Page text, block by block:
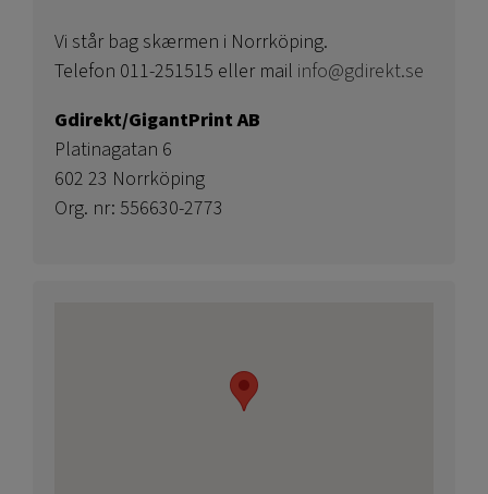
Vi står bag skærmen i Norrköping.
Telefon 011-251515 eller mail info@gdirekt.se
Gdirekt/GigantPrint AB
Platinagatan 6
602 23 Norrköping
Org. nr: 556630-2773